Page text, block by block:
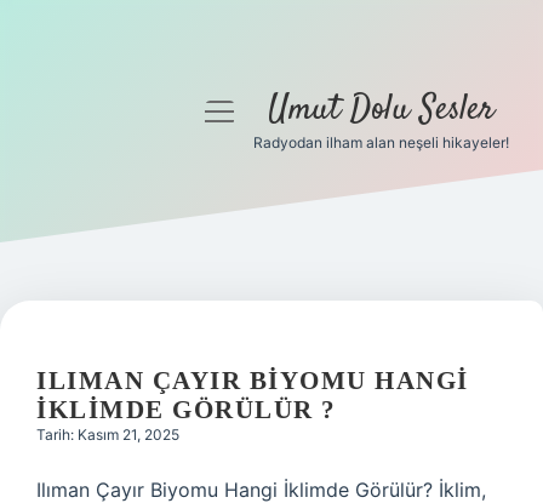
Gizlilik Politikası
Yasal Uyarı
menüyüUmut Dolu Sesler
Radyodan ilham alan neşeli hikayeler!
ILIMAN ÇAYIR BIYOMU HANGI
IKLIMDE GÖRÜLÜR ?
Tarih: Kasım 21, 2025
Ilıman Çayır Biyomu Hangi İklimde Görülür? İklim,